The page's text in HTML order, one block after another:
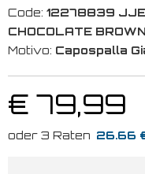
Code: 12278839
CHOCOLATE BROWN
Motivo: Capospalla
€ 79,99
26.66